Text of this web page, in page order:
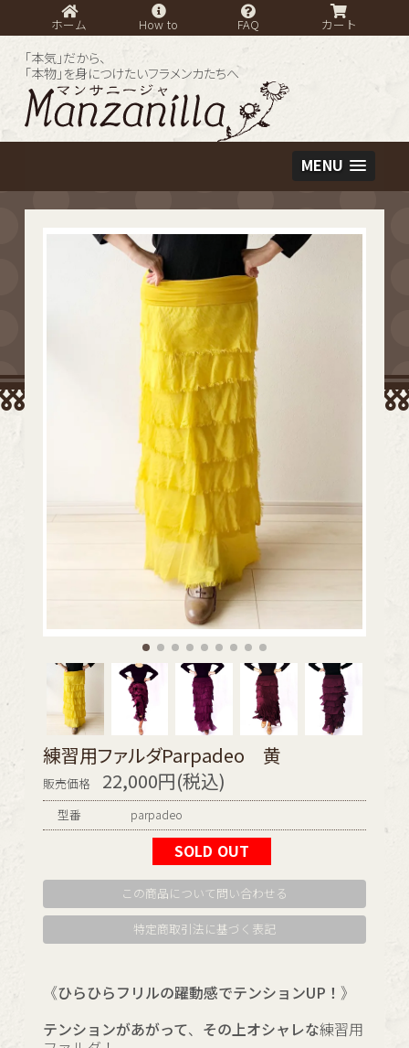
ホーム How to FAQ カート
「本気」だから、
「本物」を身につけたいフラメンカたちへ
MENU
練習用ファルダParpadeo 黄
販売価格 22,000円(税込)
型番 parpadeo
SOLD OUT
この商品について問い合わせる
特定商取引法に基づく表記
《ひらひらフリルの躍動感でテンションUP！》
テンションがあがって、その上オシャレな練習用